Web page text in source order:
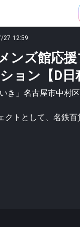
27 12:59
ンズ館応
ョン【D日
き」名古屋市中村
クトとして、名鉄